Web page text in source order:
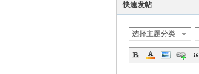
迷
快速发帖
选择主题分类